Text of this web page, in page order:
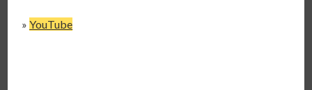
»YouTube